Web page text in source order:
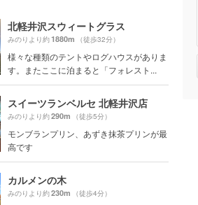
北軽井沢スウィートグラス
みのりより約1880m （徒歩32分）
様々な種類のテントやログハウスがありま
す。またここに泊まると「フォレスト...
スイーツランベルセ 北軽井沢店
みのりより約290m （徒歩5分）
モンブランプリン、あずき抹茶プリンが最
高です
カルメンの木
みのりより約230m （徒歩4分）